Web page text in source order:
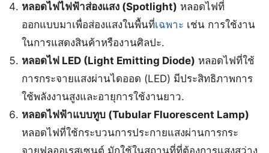
หลอดไฟไฟฟ้าส่องแสง (Spotlight) หลอดไฟที่
ออกแบบมาเพื่อส่องแสงในพื้นที่เฉพาะ เช่น การใช้งาน
ในการแสดงสินค้าหรืองานศิลปะ.
หลอดไฟ LED (Light Emitting Diode) หลอดไฟที่ใช้
การกระจายแสงผ่านไดออด (LED) มีประสิทธิภาพการ
ใช้พลังงานสูงและอายุการใช้งานยาว.
หลอดไฟฟ้าแบบทูบ (Tubular Fluorescent Lamp)
หลอดไฟที่ใช้กระบวนการประกายแสงผ่านการกระ